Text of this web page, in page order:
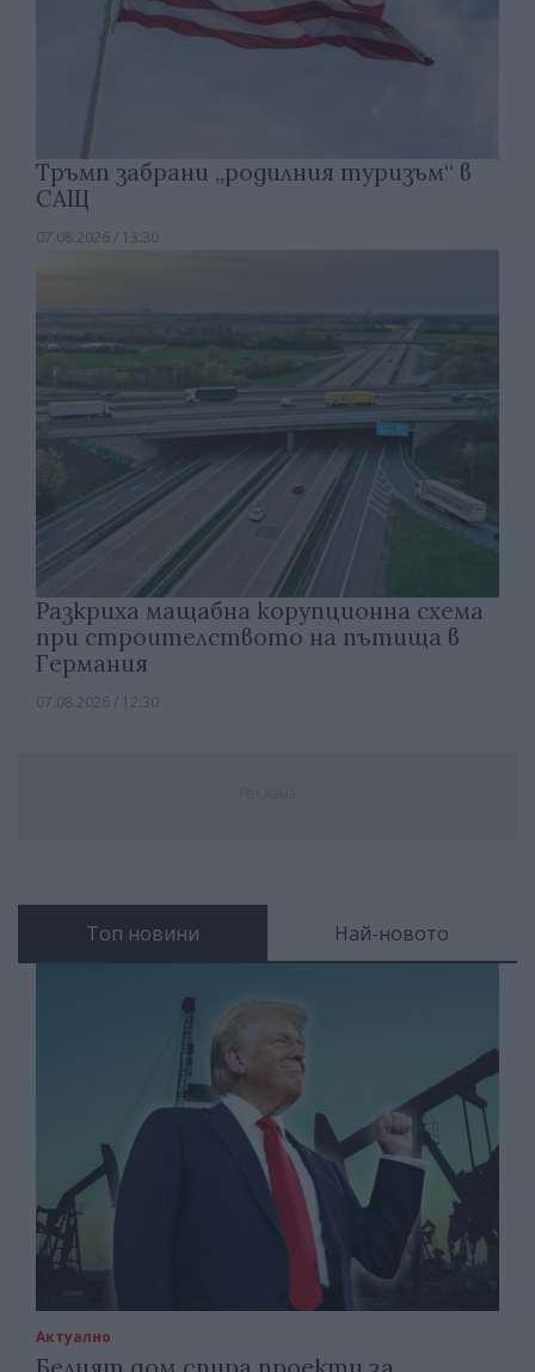
Тръмп забрани „родилния туризъм“ в
САЩ
07.08.2026 / 13:30
Разкриха мащабна корупционна схема
при строителството на пътища в
Германия
07.08.2026 / 12:30
Топ новини Най-новото
Актуално